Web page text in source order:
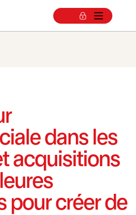
dans les
acquisitions
pour créer de